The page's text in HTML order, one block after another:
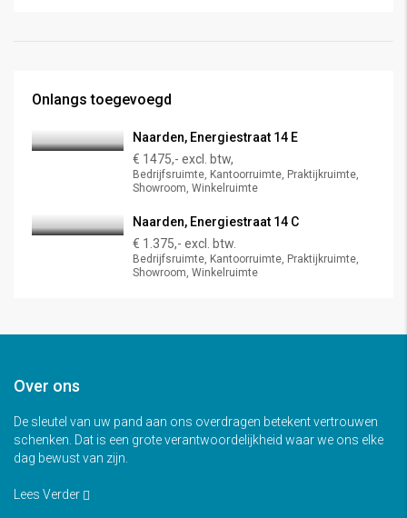
Onlangs toegevoegd
Naarden, Energiestraat 14 E
€ 1475,- excl. btw,
Bedrijfsruimte, Kantoorruimte, Praktijkruimte,
Showroom, Winkelruimte
Naarden, Energiestraat 14 C
€ 1.375,- excl. btw.
Bedrijfsruimte, Kantoorruimte, Praktijkruimte,
Showroom, Winkelruimte
Over ons
De sleutel van uw pand aan ons overdragen betekent vertrouwen
schenken. Dat is een grote verantwoordelijkheid waar we ons elke
dag bewust van zijn.
Lees Verder